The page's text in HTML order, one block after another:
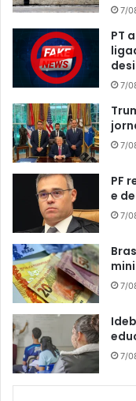
7/
PT
7/
7/
PF
e
7/
7/
7/